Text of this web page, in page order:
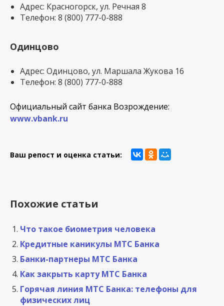
Адрес: Красногорск, ул. Речная 8
Телефон: 8 (800) 777-0-888
Одинцово
Адрес: Одинцово, ул. Маршала Жукова 16
Телефон: 8 (800) 777-0-888
Официальный сайт банка Возрождение:
www.vbank.ru
Ваш репост и оценка статьи:
Похожие статьи
Что такое биометрия человека
Кредитные каникулы МТС Банка
Банки-партнеры МТС Банка
Как закрыть карту МТС Банка
Горячая линия МТС Банка: телефоны для
физических лиц